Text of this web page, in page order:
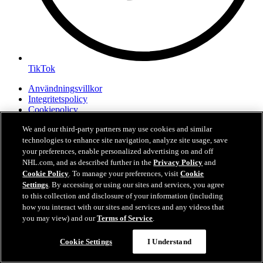
TikTok
Användningsvillkor
Integritetspolicy
Cookiepolicy
Dina integritetsinställningar
We and our third-party partners may use cookies and similar
technologies to enhance site navigation, analyze site usage, save
your preferences, enable personalized advertising on and off
NHL.com, and as described further in thePrivacy Policy and
Cookie Policy. To manage your preferences, visitCookie
Settings. By accessing or using our sites and services, you agree
to this collection and disclosure of your information (including
how you interact with our sites and services and any videos that
you may view) and ourTerms of Service.
Cookie Settings I Understand